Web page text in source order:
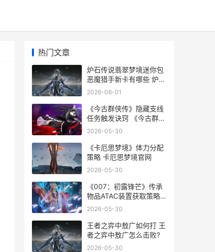
热门文章
炉石传说翡翠梦境迷你包
恶魔猎手新卡有哪些 炉石
传说翡翠梦境什么时候退
2026-06-01
《今古群侠传》隐藏支线
任务触发诀窍 《今古群侠
传》新角色加点推荐
2026-05-30
《卡厄思梦境》体力分配
策略 卡厄思梦境官网
2026-05-30
《007：初露锋芒》传承
物品ATAC装置获取策略
007初露锋芒配置要求
2026-05-30
王者之弈中敖广如何打 王
者之弈中敖广怎么击败?
2026-05-30